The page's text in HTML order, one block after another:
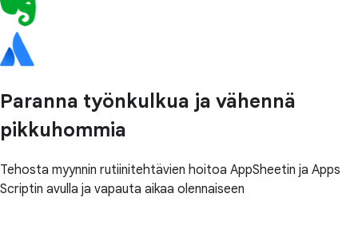
Paranna työnkulkua ja vähennä
pikkuhommia
Tehosta myynnin rutiinitehtävien hoitoa AppSheetin ja Apps
Scriptin avulla ja vapauta aikaa olennaiseen